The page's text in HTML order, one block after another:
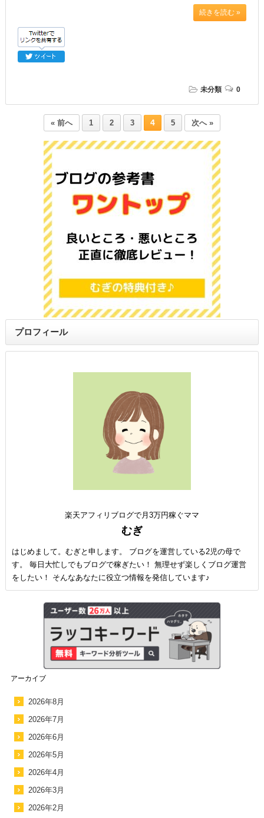
続きを読む »
未分類 0
« 前へ 1 2 3 4 5 次へ »
プロフィール
楽天アフィリブログで月3万円稼ぐママ
むぎ
はじめまして。むぎと申します。 ブログを運営している2児の母で
す。 毎日大忙しでもブログで稼ぎたい！ 無理せず楽しくブログ運営
をしたい！ そんなあなたに役立つ情報を発信しています♪
アーカイブ
2026年8月
2026年7月
2026年6月
2026年5月
2026年4月
2026年3月
2026年2月